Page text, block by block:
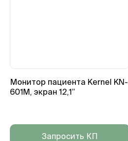
Монитор пациента Kernel KN-
601M, экран 12,1”
Запросить КП